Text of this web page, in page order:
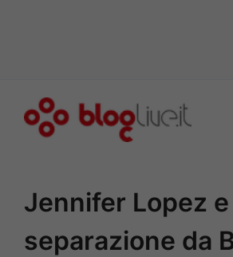
Jennifer Lopez e
separazione da